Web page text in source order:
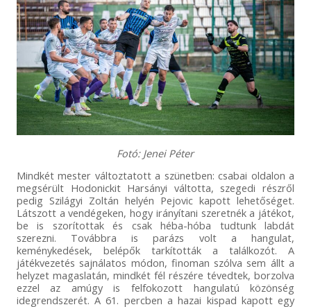
Fotó: Jenei Péter
Mindkét mester változtatott a szünetben: csabai oldalon a
megsérült Hodonickit Harsányi váltotta, szegedi részről
pedig Szilágyi Zoltán helyén Pejovic kapott lehetőséget.
Látszott a vendégeken, hogy irányítani szeretnék a játékot,
be is szorítottak és csak héba-hóba tudtunk labdát
szerezni. Továbbra is parázs volt a hangulat,
keménykedések, belépők tarkították a találkozót. A
játékvezetés sajnálatos módon, finoman szólva sem állt a
helyzet magaslatán, mindkét fél részére tévedtek, borzolva
ezzel az amúgy is felfokozott hangulatú közönség
idegrendszerét. A 61. percben a hazai kispad kapott egy